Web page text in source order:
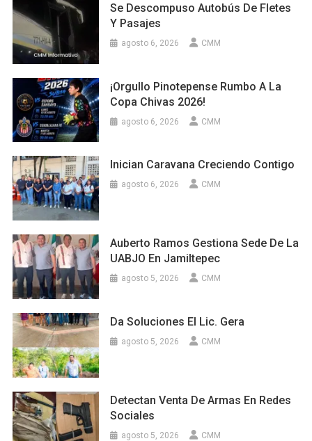
Se Descompuso Autobús De Fletes
Y Pasajes
agosto 6, 2026 CMM
¡Orgullo Pinotepense Rumbo A La
Copa Chivas 2026!
agosto 6, 2026 CMM
Inician Caravana Creciendo Contigo
agosto 6, 2026 CMM
Auberto Ramos Gestiona Sede De La
UABJO En Jamiltepec
agosto 5, 2026 CMM
Da Soluciones El Lic. Gera
agosto 5, 2026 CMM
Detectan Venta De Armas En Redes
Sociales
agosto 5, 2026 CMM